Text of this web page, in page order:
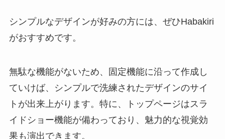
シンプルなデザインが好みの方には、ぜひHabakiri
がおすすめです。
無駄な機能がないため、固定機能に沿って作成し
ていけば、シンプルで洗練されたデザインのサイ
トが出来上がります。特に、トップページはスラ
イドショー機能が備わっており、魅力的な視覚効
果も演出できます。